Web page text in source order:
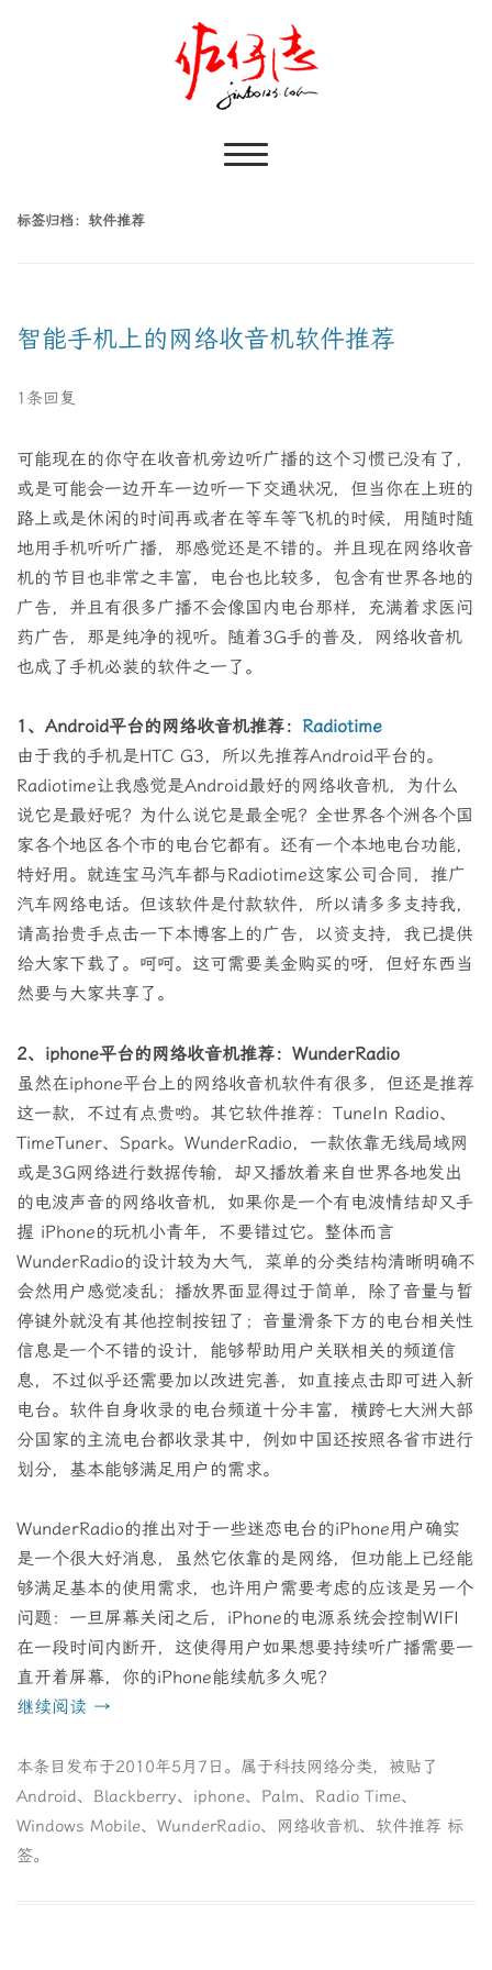
标签归档： 软件推荐
智能手机上的网络收音机软件推荐
1条回复
可能现在的你守在收音机旁边听广播的这个习惯已没有了，
或是可能会一边开车一边听一下交通状况，但当你在上班的
路上或是休闲的时间再或者在等车等飞机的时候，用随时随
地用手机听听广播，那感觉还是不错的。并且现在网络收音
机的节目也非常之丰富，电台也比较多，包含有世界各地的
广告，并且有很多广播不会像国内电台那样，充满着求医问
药广告，那是纯净的视听。随着3G手的普及，网络收音机
也成了手机必装的软件之一了。
1、Android平台的网络收音机推荐： Radiotime
由于我的手机是HTC G3，所以先推荐Android平台的。
Radiotime让我感觉是Android最好的网络收音机，为什么
说它是最好呢？为什么说它是最全呢？全世界各个洲各个国
家各个地区各个市的电台它都有。还有一个本地电台功能，
特好用。就连宝马汽车都与Radiotime这家公司合同，推广
汽车网络电话。但该软件是付款软件，所以请多多支持我，
请高抬贵手点击一下本博客上的广告，以资支持，我已提供
给大家下载了。呵呵。这可需要美金购买的呀，但好东西当
然要与大家共享了。
2、iphone平台的网络收音机推荐：WunderRadio
虽然在iphone平台上的网络收音机软件有很多，但还是推荐
这一款，不过有点贵哟。其它软件推荐：TuneIn Radio、
TimeTuner、Spark。WunderRadio，一款依靠无线局域网
或是3G网络进行数据传输，却又播放着来自世界各地发出
的电波声音的网络收音机，如果你是一个有电波情结却又手
握 iPhone的玩机小青年，不要错过它。整体而言
WunderRadio的设计较为大气，菜单的分类结构清晰明确不
会然用户感觉凌乱；播放界面显得过于简单，除了音量与暂
停键外就没有其他控制按钮了；音量滑条下方的电台相关性
信息是一个不错的设计，能够帮助用户关联相关的频道信
息，不过似乎还需要加以改进完善，如直接点击即可进入新
电台。软件自身收录的电台频道十分丰富，横跨七大洲大部
分国家的主流电台都收录其中，例如中国还按照各省市进行
划分，基本能够满足用户的需求。
WunderRadio的推出对于一些迷恋电台的iPhone用户确实
是一个很大好消息，虽然它依靠的是网络，但功能上已经能
够满足基本的使用需求，也许用户需要考虑的应该是另一个
问题：一旦屏幕关闭之后，iPhone的电源系统会控制WIFI
在一段时间内断开，这使得用户如果想要持续听广播需要一
直开着屏幕，你的iPhone能续航多久呢？
继续阅读 →
本条目发布于2010年5月7日 。属于科技网络分类，被贴了
Android、 Blackberry、 iphone、 Palm、 Radio Time、
Windows Mobile、 WunderRadio、 网络收音机、 软件推荐 标
签。